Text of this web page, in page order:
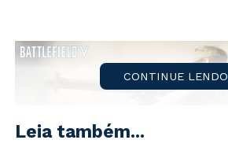
CONTINUE LENDO
Leia também...